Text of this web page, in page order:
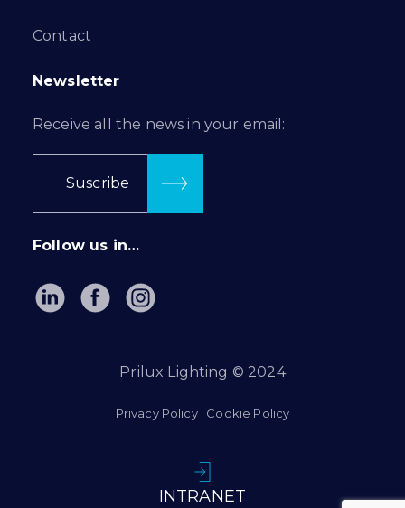
Contact
Newsletter
Receive all the news in your email:
Suscribe
Follow us in…
Prilux Lighting © 2024
Privacy Policy| Cookie Policy
INTRANET